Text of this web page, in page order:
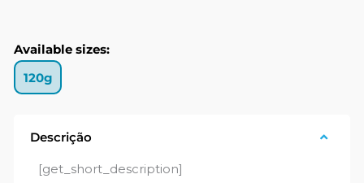
Available sizes:
120g
Descrição
[get_short_description]